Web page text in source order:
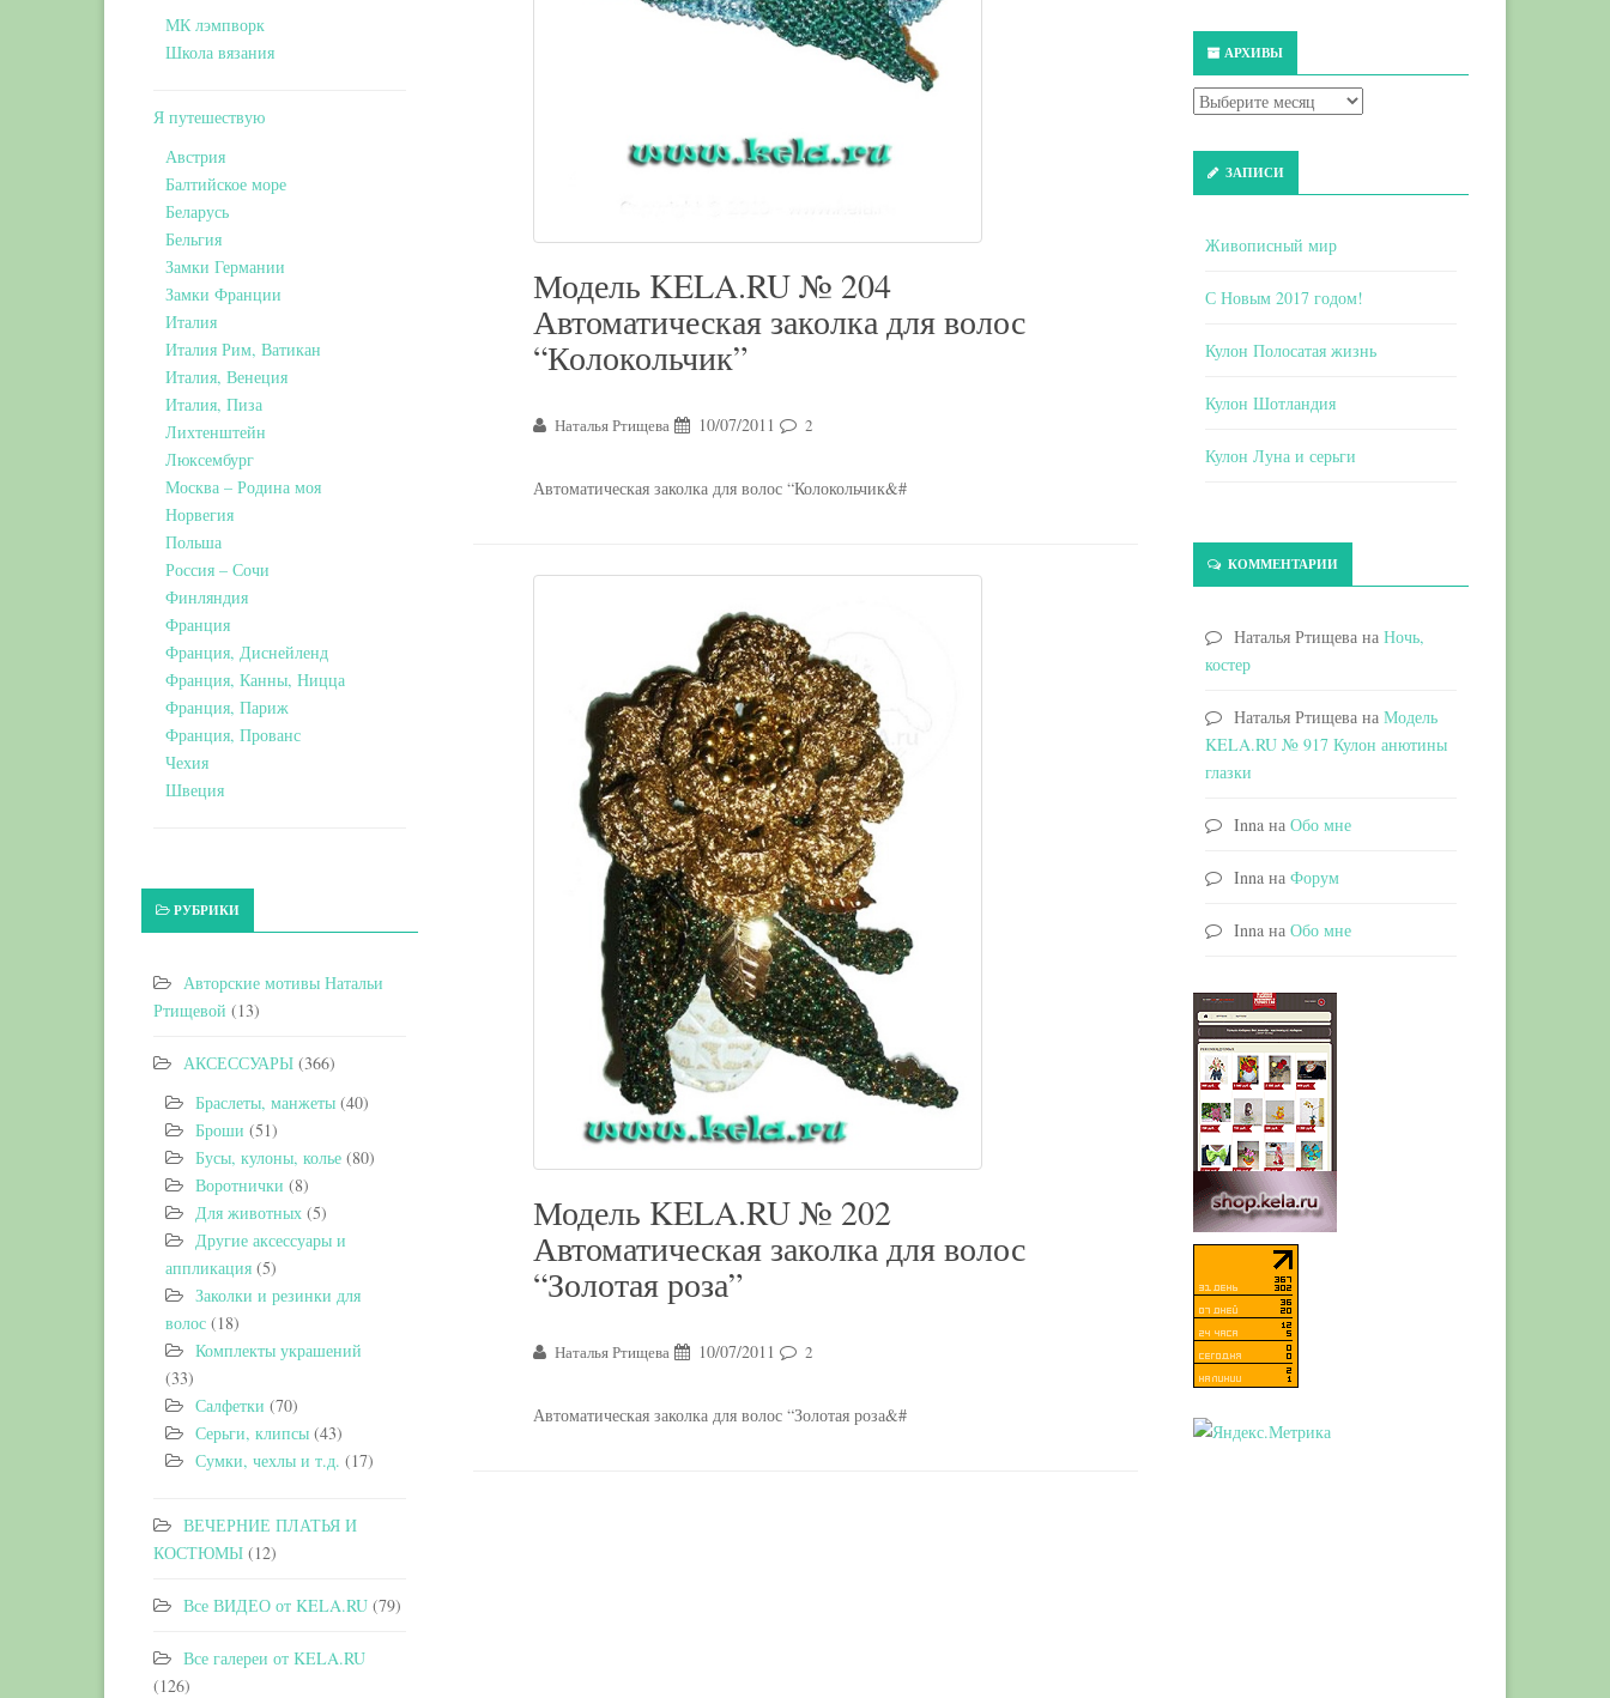
Модель KELA.RU № 204
Автоматическая заколка для волос
“Колокольчик”
Наталья Ртищева 10/07/2011 2
Автоматическая заколка для волос “Колокольчик&#
Модель KELA.RU № 202
Автоматическая заколка для волос
“Золотая роза”
Наталья Ртищева 10/07/2011 2
Автоматическая заколка для волос “Золотая роза&#
МК лэмпворк
Школа вязания
Я путешествую
Австрия
Балтийское море
Беларусь
Бельгия
Замки Германии
Замки Франции
Италия
Италия Рим, Ватикан
Италия, Венеция
Италия, Пиза
Лихтенштейн
Люксембург
Москва – Родина моя
Норвегия
Польша
Россия – Сочи
Финляндия
Франция
Франция, Диснейленд
Франция, Канны, Ницца
Франция, Париж
Франция, Прованс
Чехия
Швеция
РУБРИКИ
Авторские мотивы Натальи
Ртищевой (13)
АКСЕССУАРЫ (366)
Браслеты, манжеты (40)
Броши (51)
Бусы, кулоны, колье (80)
Воротнички (8)
Для животных (5)
Другие аксессуары и
аппликация (5)
Заколки и резинки для
волос (18)
Комплекты украшений
(33)
Салфетки (70)
Серьги, клипсы (43)
Сумки, чехлы и т.д. (17)
ВЕЧЕРНИЕ ПЛАТЬЯ И
КОСТЮМЫ (12)
Все ВИДЕО от KELA.RU (79)
Все галереи от KELA.RU
(126)
АРХИВЫ
ЗАПИСИ
Живописный мир
С Новым 2017 годом!
Кулон Полосатая жизнь
Кулон Шотландия
Кулон Луна и серьги
КОММЕНТАРИИ
Наталья Ртищевана Ночь,
костер
Наталья Ртищевана Модель
KELA.RU № 917 Кулон анютины
глазки
Innaна Обо мне
Innaна Форум
Innaна Обо мне